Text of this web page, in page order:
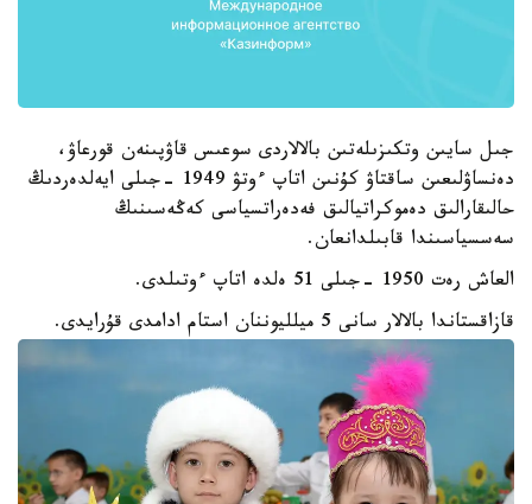
جىل سايىن وتكىزىلەتىن بالالاردى سوعىس قاۋپىنەن قورعاۋ،
دەنساۋلىعىن ساقتاۋ كۇنىن اتاپ ءوتۋ 1949 -جىلى ايەلدەردىڭ
حالىقارالىق دەموكراتيالىق فەدەراتسياسى كەڭەسىنىڭ
سەسسياسىندا قابىلدانعان.
العاش رەت 1950 -جىلى 51 ەلدە اتاپ ءوتىلدى.
قازاقستاندا بالالار سانى 5 ميلليوننان استام ادامدى قۇرايدى.